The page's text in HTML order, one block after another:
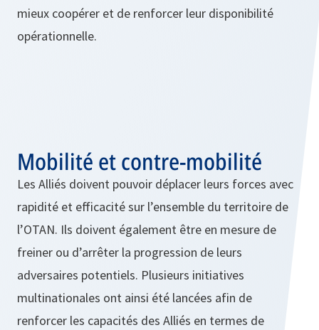
mieux coopérer et de renforcer leur disponibilité
opérationnelle.
Mobilité et contre-mobilité
Les Alliés doivent pouvoir déplacer leurs forces avec
rapidité et efficacité sur l’ensemble du territoire de
l’OTAN. Ils doivent également être en mesure de
freiner ou d’arrêter la progression de leurs
adversaires potentiels. Plusieurs initiatives
multinationales ont ainsi été lancées afin de
renforcer les capacités des Alliés en termes de